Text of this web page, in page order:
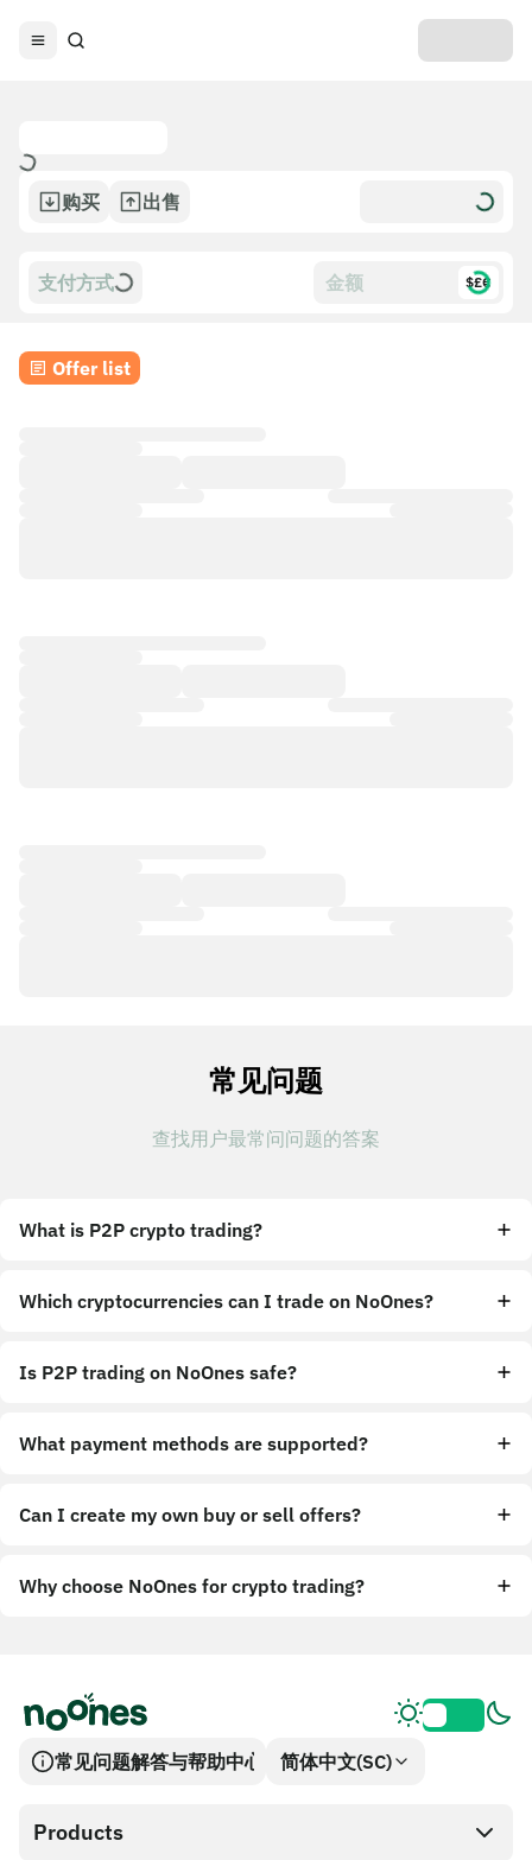
购买 出售
支付方式 $£€
Offer list
常见问题
查找用户最常问问题的答案
What is P2P crypto trading?
Which cryptocurrencies can I trade on NoOnes?
Is P2P trading on NoOnes safe?
What payment methods are supported?
Can I create my own buy or sell offers?
Why choose NoOnes for crypto trading?
常见问题解答与帮助中心 简体中文(SC)
Products